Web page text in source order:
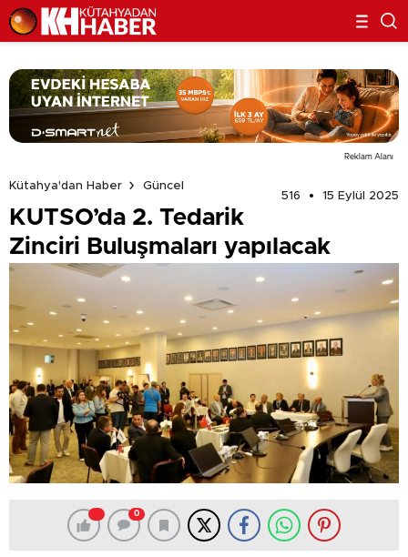
Reklam Alanı
Kütahya'dan Haber
Güncel
516
15 Eylül 2025
KUTSO’da 2. Tedarik
Zinciri Buluşmaları yapılacak
0